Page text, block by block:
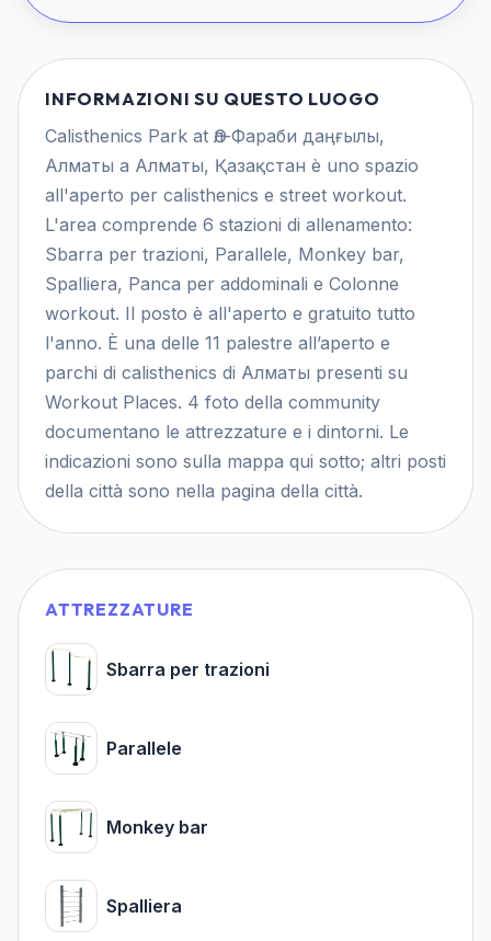
INFORMAZIONI SU QUESTO LUOGO
Calisthenics Park at Әл-Фараби даңғылы,
Алматы a Алматы, Қазақстан è uno spazio
all'aperto per calisthenics e street workout.
L'area comprende 6 stazioni di allenamento:
Sbarra per trazioni, Parallele, Monkey bar,
Spalliera, Panca per addominali e Colonne
workout. Il posto è all'aperto e gratuito tutto
l'anno. È una delle 11 palestre all’aperto e
parchi di calisthenics di Алматы presenti su
Workout Places. 4 foto della community
documentano le attrezzature e i dintorni. Le
indicazioni sono sulla mappa qui sotto; altri posti
della città sono nella pagina della città.
ATTREZZATURE
Sbarra per trazioni
Parallele
Monkey bar
Spalliera